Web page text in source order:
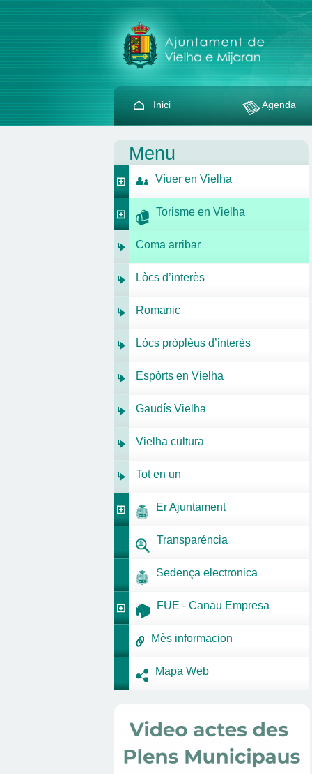
Inici Agenda
Menu
Víuer en Vielha
Torisme en Vielha
Coma arribar
Lòcs d’interès
Romanic
Lòcs pròplèus d’interès
Espòrts en Vielha
Gaudís Vielha
Vielha cultura
Tot en un
Er Ajuntament
Transparéncia
Sedença electronica
FUE - Canau Empresa
Mès informacion
Mapa Web